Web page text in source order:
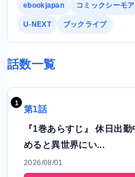
ebookjapan コミックシーモア
U-NEXT ブックライブ
話数一覧
第1話
『1巻あらすじ』 休日出
めると異世界にい...
2026/08/01